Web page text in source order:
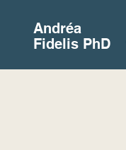
Andréa
Fidelis PhD